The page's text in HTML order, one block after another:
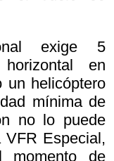
exige 5
en
un helicóptero
mínima de
no lo puede
Especial,
momento de